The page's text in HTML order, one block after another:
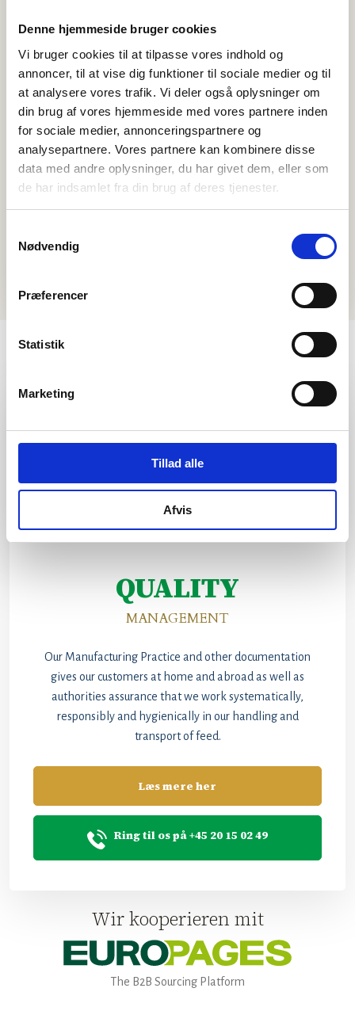
Denne hjemmeside bruger cookies
Vi bruger cookies til at tilpasse vores indhold og
annoncer, til at vise dig funktioner til sociale medier og til
at analysere vores trafik. Vi deler også oplysninger om
din brug af vores hjemmeside med vores partnere inden
for sociale medier, annonceringspartnere og
analysepartnere. Vores partnere kan kombinere disse
data med andre oplysninger, du har givet dem, eller som
de har indsamlet fra din brug af deres tjenester.
Nødvendig
Præferencer
Statistik
Marketing
Tillad alle
Afvis
QUALITY
​MANAGEMENT​
​Our Manufacturing Practice and other documentation
gives our customers at home and abroad as well as
authorities assurance that we work systematically,
responsibly and hygienically in our handling and
transport of feed.​​
Læs mere her
Ring til os på +45 20 15 02 49
Wir kooperieren mit
The B2B Sourcing Platform​​​